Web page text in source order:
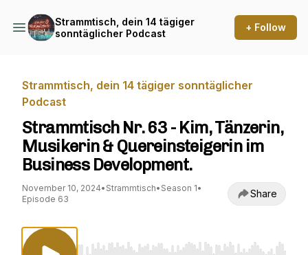
Strammtisch, dein 14 tägiger
sonntäglicher Podcast
+ Follow
Strammtisch, dein 14 tägiger sonntäglicher
Podcast
Strammtisch Nr. 63 - Kim, Tänzerin,
Musikerin & Quereinsteigerin im
Business Development.
November 10, 2024• Strammtisch• Season 1•
Episode 63
Share